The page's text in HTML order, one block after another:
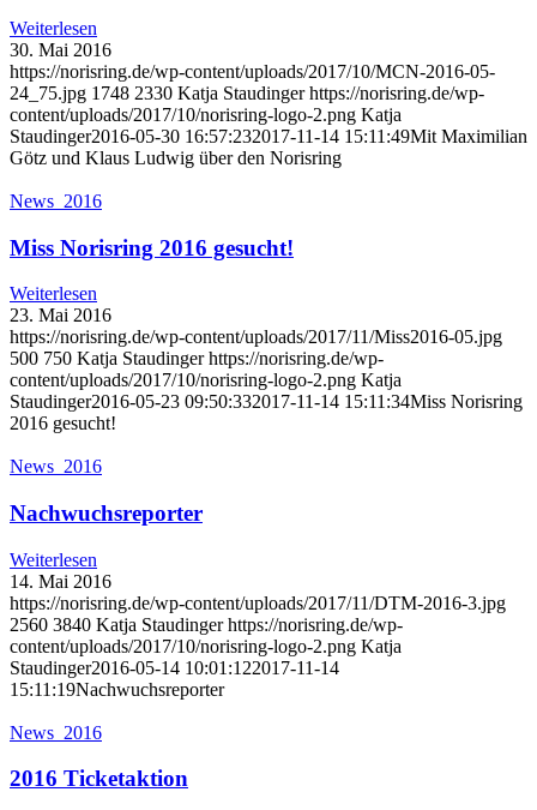
Weiterlesen
30. Mai 2016
https://norisring.de/wp-content/uploads/2017/10/MCN-2016-05-
24_75.jpg 1748 2330 Katja Staudinger https://norisring.de/wp-
content/uploads/2017/10/norisring-logo-2.png Katja
Staudinger2016-05-30 16:57:232017-11-14 15:11:49Mit Maximilian
Götz und Klaus Ludwig über den Norisring
News_2016
Miss Norisring 2016 gesucht!
Weiterlesen
23. Mai 2016
https://norisring.de/wp-content/uploads/2017/11/Miss2016-05.jpg
500 750 Katja Staudinger https://norisring.de/wp-
content/uploads/2017/10/norisring-logo-2.png Katja
Staudinger2016-05-23 09:50:332017-11-14 15:11:34Miss Norisring
2016 gesucht!
News_2016
Nachwuchsreporter
Weiterlesen
14. Mai 2016
https://norisring.de/wp-content/uploads/2017/11/DTM-2016-3.jpg
2560 3840 Katja Staudinger https://norisring.de/wp-
content/uploads/2017/10/norisring-logo-2.png Katja
Staudinger2016-05-14 10:01:122017-11-14
15:11:19Nachwuchsreporter
News_2016
2016 Ticketaktion